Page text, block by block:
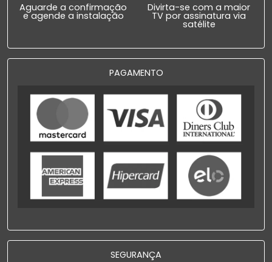
Aguarde a confirmação
e agende a instalação
Divirta-se com a maior
TV por assinatura via
satélite
PAGAMENTO
SEGURANÇA